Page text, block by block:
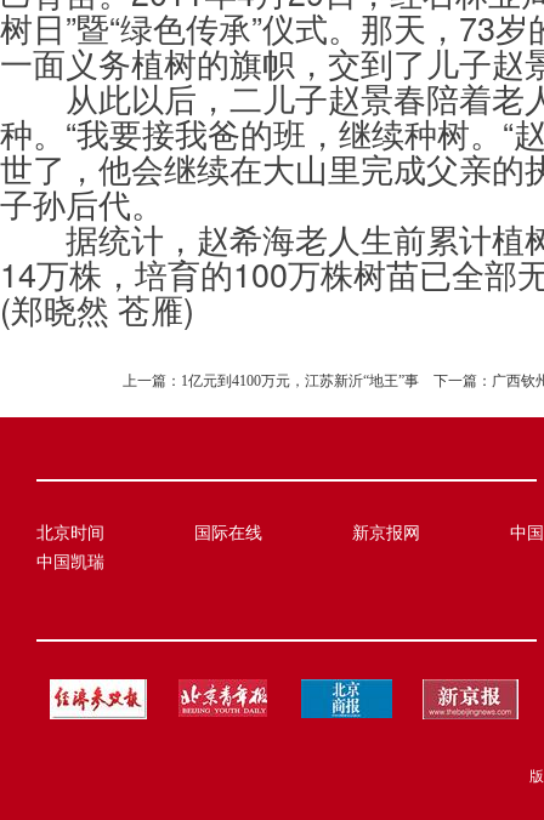
树日”暨“绿色传承”仪式。那天，73
一面义务植树的旗帜，交到了儿子赵
从此以后，二儿子赵景春陪着老
种。“我要接我爸的班，继续种树。“
世了，他会继续在大山里完成父亲的
子孙后代。
据统计，赵希海老人生前累计植
14万株，培育的100万株树苗已全部
(郑晓然 苍雁)
上一篇： 1亿元到4100万元，江苏新沂“地王”事 下一篇： 广西钦
北京时间 国际在线 新京报网
中
中国凯瑞